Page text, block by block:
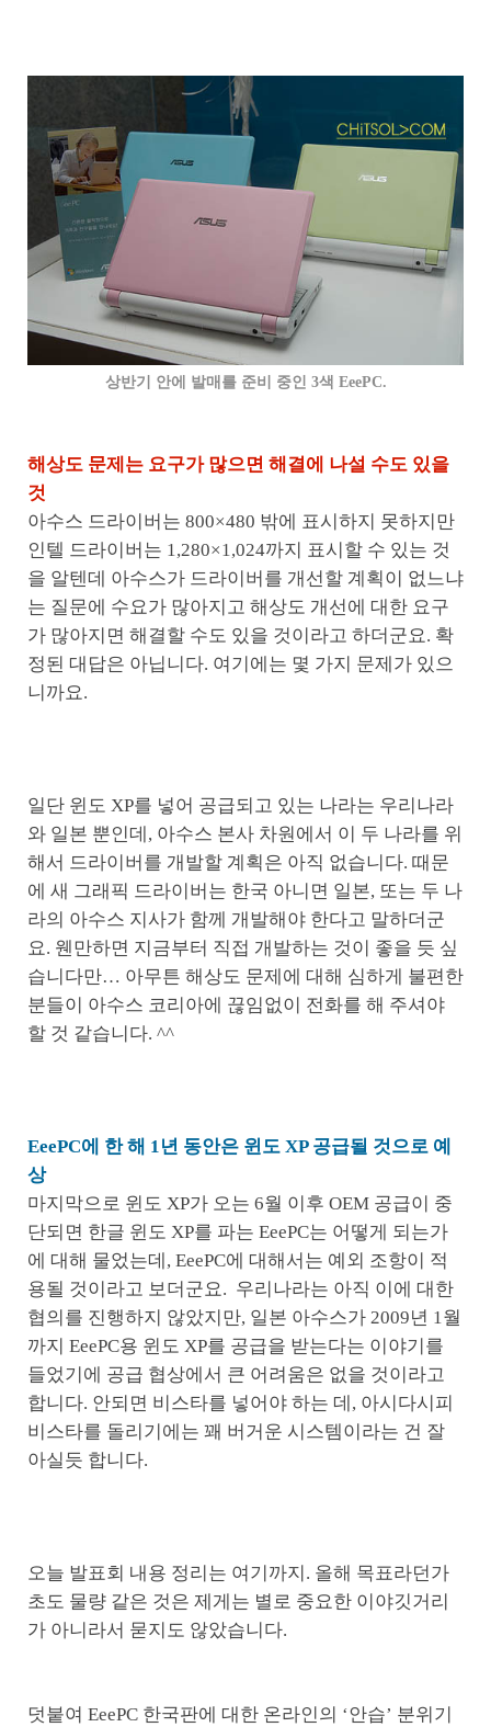
상반기 안에 발매를 준비 중인 3색 EeePC.
해상도 문제는 요구가 많으면 해결에 나설 수도 있을
것
아수스 드라이버는 800×480 밖에 표시하지 못하지만
인텔 드라이버는 1,280×1,024까지 표시할 수 있는 것
을 알텐데 아수스가 드라이버를 개선할 계획이 없느냐
는 질문에 수요가 많아지고 해상도 개선에 대한 요구
가 많아지면 해결할 수도 있을 것이라고 하더군요. 확
정된 대답은 아닙니다. 여기에는 몇 가지 문제가 있으
니까요.
일단 윈도 XP를 넣어 공급되고 있는 나라는 우리나라
와 일본 뿐인데, 아수스 본사 차원에서 이 두 나라를 위
해서 드라이버를 개발할 계획은 아직 없습니다. 때문
에 새 그래픽 드라이버는 한국 아니면 일본, 또는 두 나
라의 아수스 지사가 함께 개발해야 한다고 말하더군
요. 웬만하면 지금부터 직접 개발하는 것이 좋을 듯 싶
습니다만… 아무튼 해상도 문제에 대해 심하게 불편한
분들이 아수스 코리아에 끊임없이 전화를 해 주셔야
할 것 같습니다. ^^
EeePC에 한 해 1년 동안은 윈도 XP 공급될 것으로 예
상
마지막으로 윈도 XP가 오는 6월 이후 OEM 공급이 중
단되면 한글 윈도 XP를 파는 EeePC는 어떻게 되는가
에 대해 물었는데, EeePC에 대해서는 예외 조항이 적
용될 것이라고 보더군요. 우리나라는 아직 이에 대한
협의를 진행하지 않았지만, 일본 아수스가 2009년 1월
까지 EeePC용 윈도 XP를 공급을 받는다는 이야기를
들었기에 공급 협상에서 큰 어려움은 없을 것이라고
합니다. 안되면 비스타를 넣어야 하는 데, 아시다시피
비스타를 돌리기에는 꽤 버거운 시스템이라는 건 잘
아실듯 합니다.
오늘 발표회 내용 정리는 여기까지. 올해 목표라던가
초도 물량 같은 것은 제게는 별로 중요한 이야깃거리
가 아니라서 묻지도 않았습니다.
덧붙여 EeePC 한국판에 대한 온라인의 ‘안습’ 분위기